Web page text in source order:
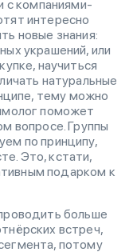
с компаниями-
интересно
новые знания:
украшений, или
научиться
натуральные
тему можно
поможет
вопросе. Группы
по принципу,
Это, кстати,
подарком к
больше
встреч,
потому